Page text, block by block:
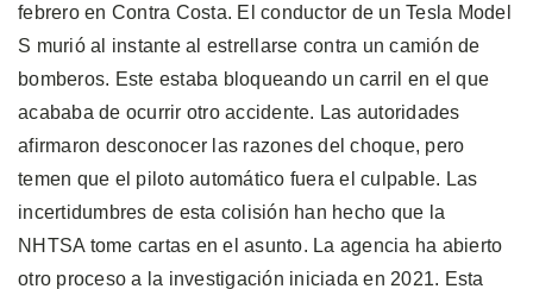
febrero en Contra Costa. El conductor de un Tesla Model
S murió al instante al estrellarse contra un camión de
bomberos. Este estaba bloqueando un carril en el que
acababa de ocurrir otro accidente. Las autoridades
afirmaron desconocer las razones del choque, pero
temen que el piloto automático fuera el culpable. Las
incertidumbres de esta colisión han hecho que la
NHTSA tome cartas en el asunto. La agencia ha abierto
otro proceso a la investigación iniciada en 2021. Esta